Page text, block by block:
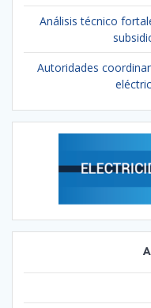
Análisis técnico
Autoridades